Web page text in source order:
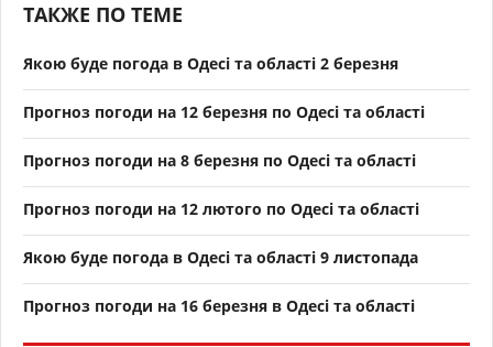
ТАКЖЕ ПО ТЕМЕ
Якою буде погода в Одесі та області 2 березня
Прогноз погоди на 12 березня по Одесі та області
Прогноз погоди на 8 березня по Одесі та області
Прогноз погоди на 12 лютого по Одесі та області
Якою буде погода в Одесі та області 9 листопада
Прогноз погоди на 16 березня в Одесі та області